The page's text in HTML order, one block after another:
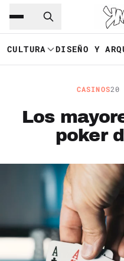
Saltar al contenido
CULTURA DISEÑO Y
CASINOS20
Los
poker